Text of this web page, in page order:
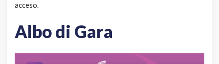
acceso.
Albo di Gara